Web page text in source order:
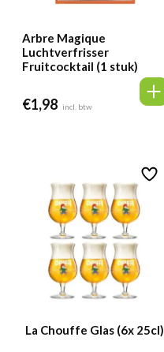
Arbre Magique
Luchtverfrisser
Fruitcocktail (1 stuk)
€1,98 incl. btw
La Chouffe Glas (6x 25cl)